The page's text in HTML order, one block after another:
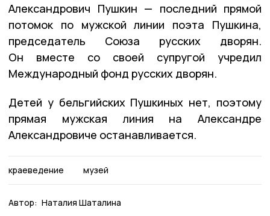
Александрович Пушкин — последний прямой
потомок по мужской линии поэта Пушкина,
председатель Союза русских дворян.
Он вместе со своей супругой учредил
Международный фонд русских дворян.
Детей у бельгийских Пушкиных нет, поэтому
прямая мужская линия на Александре
Александровиче останавливается.
краеведение музей
Автор: Наталия Шаталина